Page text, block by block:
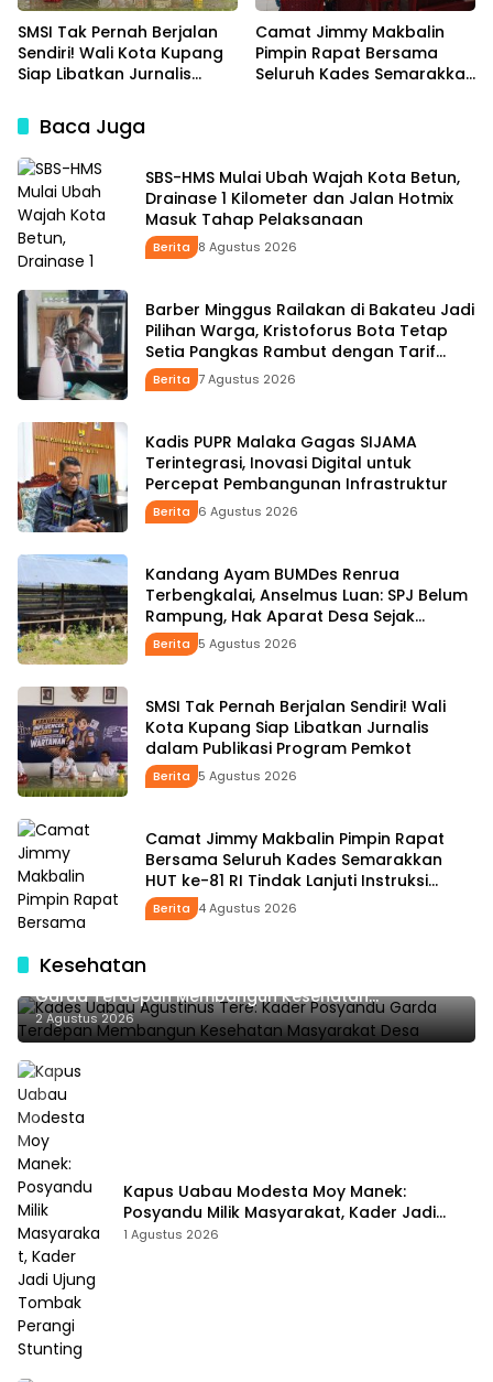
SMSI Tak Pernah Berjalan
Sendiri! Wali Kota Kupang
Siap Libatkan Jurnalis
Pemkot
Camat Jimmy Makbalin
Pimpin Rapat Bersama
Seluruh Kades Semarakkan
Baca Juga
SBS-HMS Mulai Ubah Wajah Kota Betun,
Drainase 1 Kilometer dan Jalan Hotmix
Masuk Tahap Pelaksanaan
Berita 8 Agustus 2026
Barber Minggus Railakan di Bakateu Jadi
Pilihan Warga, Kristoforus Bota Tetap
Setia Pangkas Rambut dengan Tarif
Rp15 Ribu per Kepala
Berita 7 Agustus 2026
Kadis PUPR Malaka Gagas SIJAMA
Terintegrasi, Inovasi Digital untuk
Percepat Pembangunan Infrastruktur
Berita 6 Agustus 2026
Kandang Ayam BUMDes Renrua
Terbengkalai, Anselmus Luan: SPJ Belum
Rampung, Hak Aparat Desa Sejak
Januari Belum Dibayar
Berita 5 Agustus 2026
SMSI Tak Pernah Berjalan Sendiri! Wali
Kota Kupang Siap Libatkan Jurnalis
dalam Publikasi Program Pemkot
Berita 5 Agustus 2026
Camat Jimmy Makbalin Pimpin Rapat
Bersama Seluruh Kades Semarakkan
HUT ke-81 RI Tindak Lanjuti Instruksi
Bupati SBS dan Wabup HMS
Berita 4 Agustus 2026
Kesehatan
Kades Uabau Agustinus Tere: Kader Posyandu
Garda Terdepan Membangun Kesehatan
Masyarakat Desa
2 Agustus 2026
Kapus Uabau Modesta Moy Manek:
Posyandu Milik Masyarakat, Kader Jadi
Ujung Tombak Perangi Stunting
1 Agustus 2026